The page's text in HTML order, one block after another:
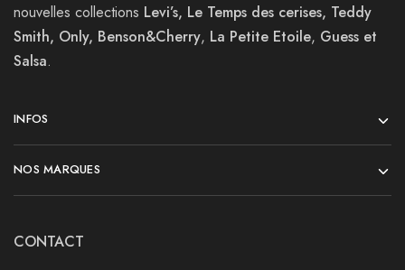
nouvelles collections Levi’s, Le Temps des cerises, Teddy
Smith, Only, Benson&Cherry, La Petite Etoile, Guess et
Salsa.
INFOS
NOS MARQUES
CONTACT